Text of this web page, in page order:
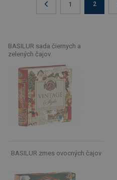
1 2
BASILUR sada čiernych a
zelených čajov
BASILUR zmes ovocných čajov